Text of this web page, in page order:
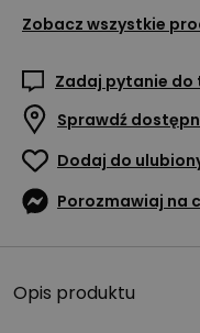
Zobacz wszystkie
Zadaj pytanie
Sprawdź
Dodaj do
Porozmawiaj na
Opis produktu